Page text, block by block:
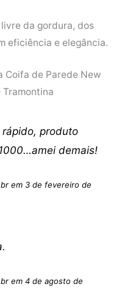
da gordura, dos
eficiência e elegância.
Coifa de Parede New
Tramontina
produto
demais!
em 3 de fevereiro de
em 4 de agosto de